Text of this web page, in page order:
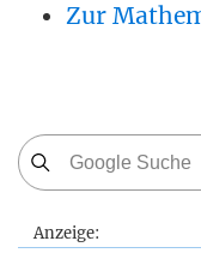
Zur
Anzeige: